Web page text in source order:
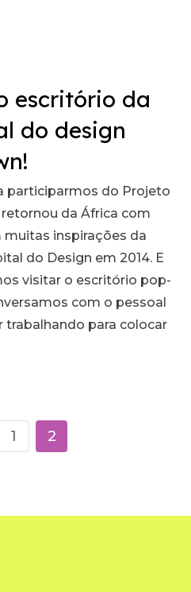
escritório da
do design
participarmos do Projeto
da África com
muitas inspirações da
do Design em 2014. E
visitar o escritório pop-
com o pessoal
trabalhando para colocar
1 2